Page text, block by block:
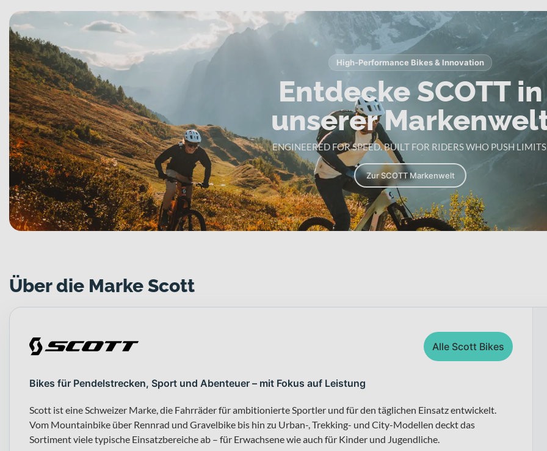
High-Performance Bikes & Innovation
Entdecke SCOTT in
unserer
ENGINEERED FOR SPEED. BUILT FOR RIDERS WHO PUSH
Zur SCOTT Markenwelt
Über die Marke Scott
Alle Scott Bikes
Bikes für Pendelstrecken, Sport und Abenteuer – mit Fokus auf Leistung
Scott ist eine Schweizer Marke, die Fahrräder für ambitionierte Sportler und für den täglichen Einsatz entwickelt.
Vom Mountainbike über Rennrad und Gravelbike bis hin zu Urban-, Trekking- und City-Modellen deckt das
Sortiment viele typische Einsatzbereiche ab – für Erwachsene wie auch für Kinder und Jugendliche.